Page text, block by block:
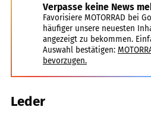
Verpasse keine News
Favorisiere MOTORRAD bei
häufiger unsere neuesten
angezeigt zu bekommen.
Auswahl bestätigen:
bevorzugen.
Leder